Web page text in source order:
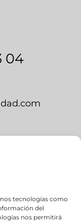
tecnologías como
del
nos permitirá
04